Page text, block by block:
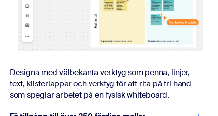
Designa med välbekanta verktyg som penna, linjer,
text, klisterlappar och verktyg för att rita på fri hand
som speglar arbetet på en fysisk whiteboard.